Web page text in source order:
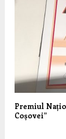
Premiul
Coșovei”